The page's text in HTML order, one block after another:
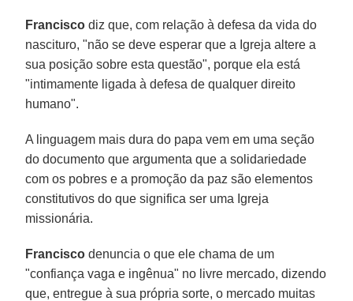
Francisco diz que, com relação à defesa da vida do
nascituro, "não se deve esperar que a Igreja altere a
sua posição sobre esta questão", porque ela está
"intimamente ligada à defesa de qualquer direito
humano".
A linguagem mais dura do papa vem em uma seção
do documento que argumenta que a solidariedade
com os pobres e a promoção da paz são elementos
constitutivos do que significa ser uma Igreja
missionária.
Francisco denuncia o que ele chama de um
"confiança vaga e ingênua" no livre mercado, dizendo
que, entregue à sua própria sorte, o mercado muitas